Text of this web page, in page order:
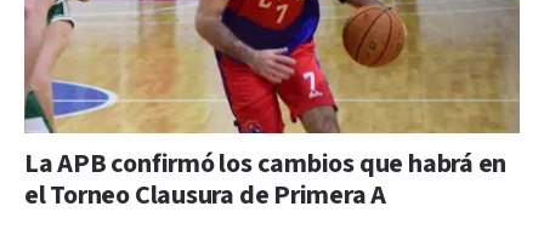
La APB confirmó los cambios que habrá en
el Torneo Clausura de Primera A